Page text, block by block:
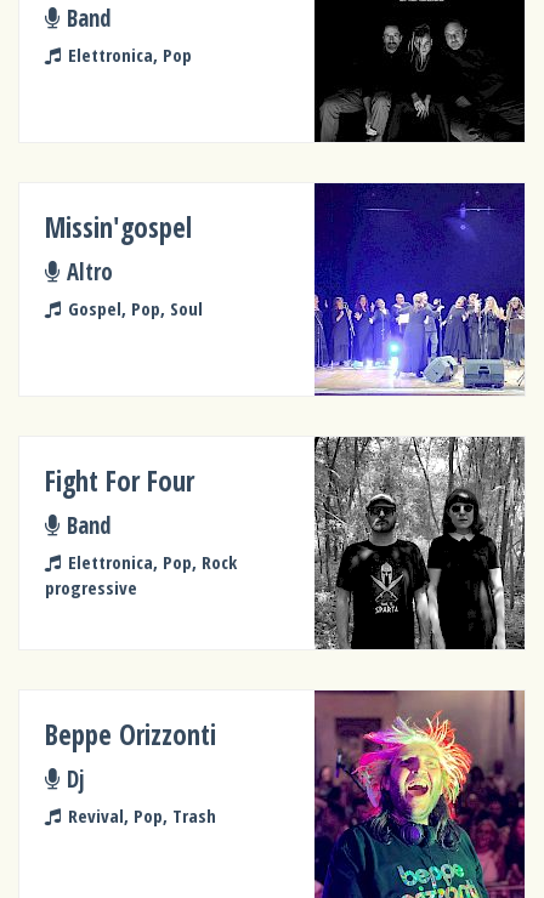
Band
Elettronica, Pop
Missin'gospel
Altro
Gospel, Pop, Soul
Fight For Four
Band
Elettronica, Pop, Rock
progressive
Beppe Orizzonti
Dj
Revival, Pop, Trash